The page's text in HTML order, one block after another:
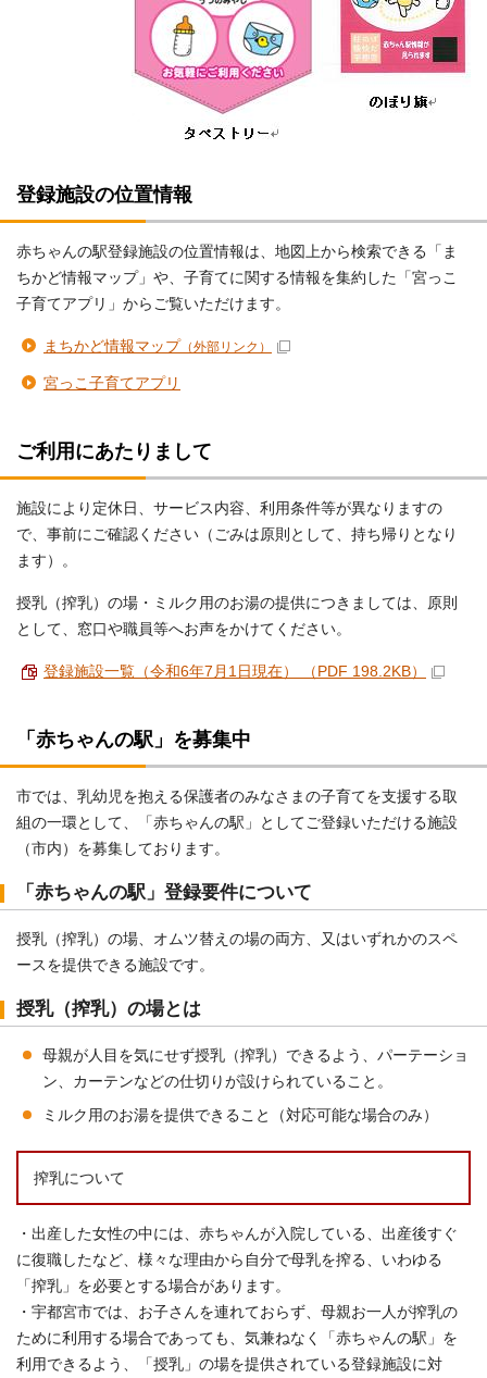
登録施設の位置情報
赤ちゃんの駅登録施設の位置情報は、地図上から検索できる「ま
ちかど情報マップ」や、子育てに関する情報を集約した「宮っこ
子育てアプリ」からご覧いただけます。
まちかど情報マップ（外部リンク）
宮っこ子育てアプリ
ご利用にあたりまして
施設により定休日、サービス内容、利用条件等が異なりますの
で、事前にご確認ください（ごみは原則として、持ち帰りとなり
ます）。
授乳（搾乳）の場・ミルク用のお湯の提供につきましては、原則
として、窓口や職員等へお声をかけてください。
登録施設一覧（令和6年7月1日現在） （PDF 198.2KB）
「赤ちゃんの駅」を募集中
市では、乳幼児を抱える保護者のみなさまの子育てを支援する取
組の一環として、「赤ちゃんの駅」としてご登録いただける施設
（市内）を募集しております。
「赤ちゃんの駅」登録要件について
授乳（搾乳）の場、オムツ替えの場の両方、又はいずれかのスペ
ースを提供できる施設です。
授乳（搾乳）の場とは
母親が人目を気にせず授乳（搾乳）できるよう、パーテーショ
ン、カーテンなどの仕切りが設けられていること。
ミルク用のお湯を提供できること（対応可能な場合のみ）
搾乳について
・出産した女性の中には、赤ちゃんが入院している、出産後すぐ
に復職したなど、様々な理由から自分で母乳を搾る、いわゆる
「搾乳」を必要とする場合があります。
・宇都宮市では、お子さんを連れておらず、母親お一人が搾乳の
ために利用する場合であっても、気兼ねなく「赤ちゃんの駅」を
利用できるよう、「授乳」の場を提供されている登録施設に対